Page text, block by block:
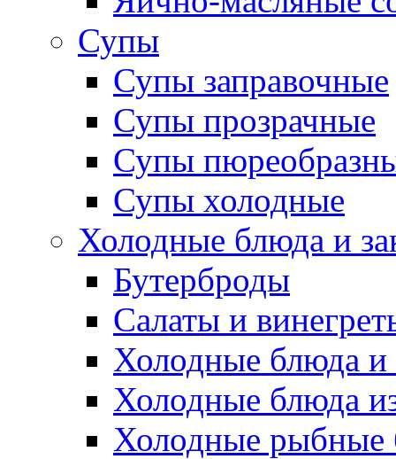
Супы
Супы заправочные
Супы прозрачные
Супы
Супы холодные
Холодные блюда и
Бутерброды
Салаты и
Холодные блюда и
Холодные блюда
Холодные рыбные